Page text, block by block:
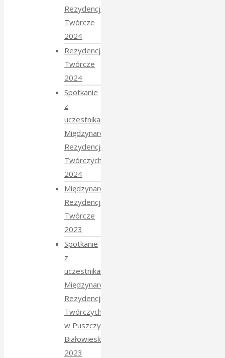
Rezydencje
Twórcze
2024
Rezydencje
Twórcze
2024
Spotkanie
z
uczestnikami
Międzynarodowych
Rezydencji
Twórczych
2024
Międzynarodowe
Rezydencje
Twórcze
2023
Spotkanie
z
uczestnikami
Międzynarodowych
Rezydencji
Twórczych
w Puszczy
Białowieskiej
2023